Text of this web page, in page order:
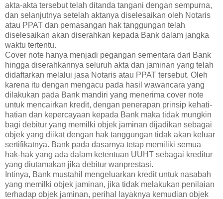
akta-akta tersebut telah ditanda tangani dengan sempurna,
dan selanjutnya setelah aktanya diselesaikan oleh Notaris
atau PPAT dan pemasangan hak tanggungan telah
diselesaikan akan diserahkan kepada Bank dalam jangka
waktu tertentu.
Cover note hanya menjadi pegangan sementara dari Bank
hingga diserahkannya seluruh akta dan jaminan yang telah
didaftarkan melalui jasa Notaris atau PPAT tersebut. Oleh
karena itu dengan mengacu pada hasil wawancara yang
dilakukan pada Bank mandiri yang menerima cover note
untuk mencairkan kredit, dengan penerapan prinsip kehati-
hatian dan kepercayaan kepada Bank maka tidak mungkin
bagi debitur yang memilki objek jaminan dijadikan sebagai
objek yang diikat dengan hak tanggungan tidak akan keluar
sertifikatnya. Bank pada dasarnya tetap memiliki semua
hak-hak yang ada dalam ketentuan UUHT sebagai kreditur
yang diutamakan jika debitur wanprestasi.
Intinya, Bank mustahil mengeluarkan kredit untuk nasabah
yang memilki objek jaminan, jika tidak melakukan penilaian
terhadap objek jaminan, perihal layaknya kemudian objek